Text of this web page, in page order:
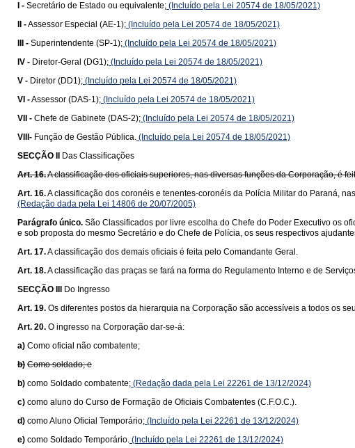
I - Secretário de Estado ou equivalente; (Incluído pela Lei 20574 de 18/05/2021)
II -Assessor Especial (AE-1); (Incluído pela Lei 20574 de 18/05/2021)
III - Superintendente (SP-1); (Incluído pela Lei 20574 de 18/05/2021)
IV - Diretor-Geral (DG1); (Incluído pela Lei 20574 de 18/05/2021)
V - Diretor (DD1); (Incluído pela Lei 20574 de 18/05/2021)
VI -Assessor (DAS-1); (Incluído pela Lei 20574 de 18/05/2021)
VII - Chefe de Gabinete (DAS-2); (Incluído pela Lei 20574 de 18/05/2021)
VIII- Função de Gestão Pública. (Incluído pela Lei 20574 de 18/05/2021)
SECÇÃO II
Das Classificações
Art. 16.A classificação dos oficiais superiores, nas diversas funções da Corporação, é
Art. 16.A classificação dos coronéis e tenentes-coronéis da Polícia Militar do Paraná,
(Redação dada pela Lei 14806 de 20/07/2005)
Parágrafo único. São Classificados por livre escolha do Chefe do Poder Executivo os
e sob proposta do mesmo Secretário e do Chefe de Polícia, os seus respectivos
Art. 17.A classificação dos demais oficiais é feita pelo Comandante Geral.
Art. 18.A classificação das praças se fará na forma do Regulamento Interno e de
SECÇÃO III
Do Ingresso
Art. 19. Os diferentes postos da hierarquia na Corporação são accessíveis a todos os
Art. 20. O ingresso na Corporação dar-se-á:
a) Como oficial não combatente;
b) Como soldado; e
b) como Soldado combatente; (Redação dada pela Lei 22261 de 13/12/2024)
c) como aluno do Curso de Formação de Oficiais Combatentes (C.F.O.C.).
d) como Aluno Oficial Temporário; (Incluído pela Lei 22261 de 13/12/2024)
e) como Soldado Temporário. (Incluído pela Lei 22261 de 13/12/2024)